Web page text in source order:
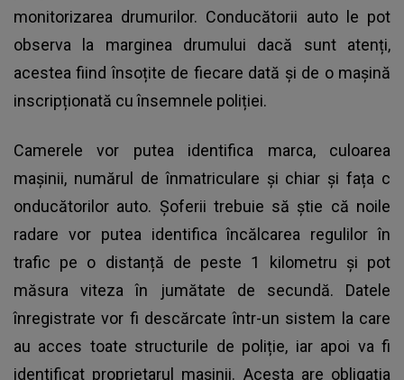
monitorizarea drumurilor. Conducătorii auto le pot
observa la marginea drumului dacă sunt atenți,
acestea fiind însoțite de fiecare dată și de o mașină
inscripționată cu însemnele poliției.
Camerele vor putea identifica marca, culoarea
mașinii, numărul de înmatriculare și chiar și fața c
onducătorilor auto. Șoferii trebuie să știe că noile
radare vor putea identifica încălcarea regulilor în
trafic pe o distanță de peste 1 kilometru și pot
măsura viteza în jumătate de secundă. Datele
înregistrate vor fi descărcate într-un sistem la care
au acces toate structurile de poliție, iar apoi va fi
identificat proprietarul mașinii. Acesta are obligația